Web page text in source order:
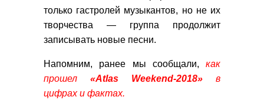
только гастролей музыкантов, но не их
творчества — группа продолжит
записывать новые песни.
Напомним, ранее мы сообщали, как
прошел «Atlas Weekend-2018» в
цифрах и фактах.